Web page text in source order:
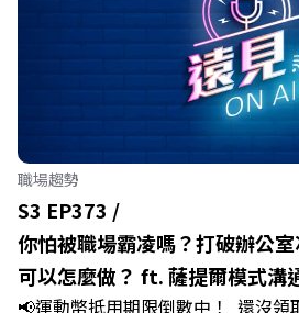
許喻理。帶你深入剖析《嘉義被看
型故事，讀懂這段洗天換地的歷程
十年的發展藍圖！ 🔺翁章梁縣長如
立的科技版圖中搶先卡位亞創中心
化傳統作物為高價值的精品品牌？
轉化為凝聚團隊與縣民認同感的力
新局下，嘉義如何打造子弟能安心
遠見雜誌副社長兼遠見智庫總編輯
縣長 翁章梁、立法委員 蔡易餘、財
河、紙風車劇團創辦人 李永豐、嘉
職場趨勢
S3 EP373 /
你怕被職場霸凌嗎？打破辦公
可以怎麼做？ ft. 薩提爾模式溝
📢運動幣抵用期限倒數中！ 還沒領